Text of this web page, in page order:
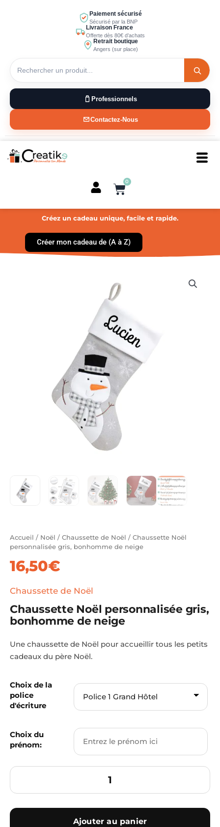
Paiement sécurisé
Sécurisé par la BNP
Livraison France
Offerte dès 80€ d’achats
Retrait boutique
Angers (sur place)
Professionnels
Contactez-Nous
0
Panier
Créez un cadeau unique, facile et rapide.
Créer mon cadeau de (A à Z)
Accueil / Noël / Chaussette de Noël / Chaussette Noël
personnalisée gris, bonhomme de neige
16,50€
Chaussette de Noël
Chaussette Noël personnalisée gris,
bonhomme de neige
Une chaussette de Noël pour accueillir tous les petits
cadeaux du père Noël.
Choix de la
police
d'écriture
Choix du
prénom:
de
Chaussette
Noël
gris,
bonhomme
de
neige
Ajouter au panier